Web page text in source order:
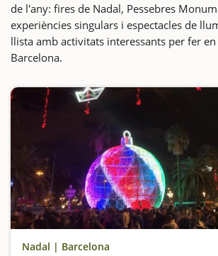
de l'any: fires de Nadal, Pessebres
experiències singulars i espectacles de
llista amb activitats interessants per fer
Barcelona.
Nadal | Barcelona